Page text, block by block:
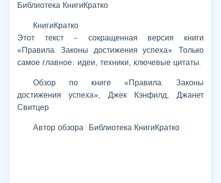
Библиотека КнигиКратко
КнигиКратко
Этот текст – сокращенная версия книги
«Правила. Законы достижения успеха». Только
самое главное: идеи, техники, ключевые цитаты.
Обзор по книге «Правила. Законы
достижения успеха», Джек Кэнфилд, Джанет
Свитцер
Автор обзора: Библиотека КнигиКратко